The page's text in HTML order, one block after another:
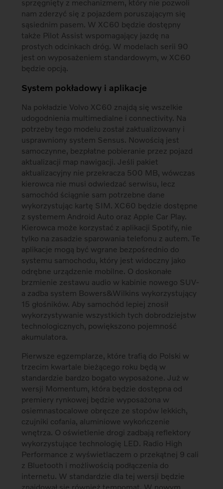
sprzęgnięty z mechanizmem, który nie pozwoli
nam zderzyć się z pojazdem poruszającym się
sąsiednim pasem. W XC60 będzie dostępny
także Pilot Assist wspomagający jazdę na
prostych odcinkach dróg. W modelach serii 90
jest on wyposażeniem standardowym, w XC60
będzie opcją.
System pokładowy i aplikacje
Na pokładzie Volvo XC60 znajdą się wszelkie
udogodnienia multimedialne i connectivity. Na
potrzeby tego modelu został zaktualizowany i
usprawniony system Sensus. Nowością jest
samoczynne, bezpłatne pobieranie przez pojazd
aktualizacji map nawigacji. Jeśli pakiet
aktualizacyjny nie przekracza 500 MB, wówczas
kierowca nie musi odwiedzać serwisu, lecz
samochód ściągnie sam potrzebne dane
wykorzystując kartę SIM. XC60 będzie dostępne
z systemem Android Auto oraz Apple Car Play.
Kierowca może korzystać z aplikacji Spotify, nie
tylko na zasadzie sparowania telefonu z autem. Te
aplikacje mogą być wgrane bezpośrednio do
systemu samochodu, który jest widoczny jako
odrębne urządzenie mobilne. O doskonałe
brzmienie zestawu audio w kabinie nowego SUV-
a zadba system Bowers&Wilkins wykorzystujący
15 głośników. Aby samochód lepiej znosił
wykorzystywanie wszystkich tych dobrodziejstw
technologicznych, powiększono pojemność
akumulatora.
Pierwsze egzemplarze, które trafią do Polski w
trzecim kwartale bieżącego roku będą w
standardzie bardzo bogato wyposażone. Już w
wersji Momentum, która będzie dostępna od
premiery rynkowej będzie wyposażona w
osiemnastocalowe obręcze ze stopów lekkich,
czujniki cofania, aluminiowe wykończenie
wnętrza. O oświetlenie drogi zadbają reflektory
wykorzystujące technologię LED. Radio High
Performance z wyświetlaczem o przekątnej 9 cali
z Bluetooth i możliwością podłączenia do
internetu. W standardzie dla tej wersji będzie
znajdował się również tempomat. W nowym